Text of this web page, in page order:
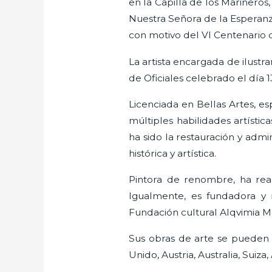
en la Capilla de los
Nuestra Señora de la
con motivo del VI Centenario
La artista encargada de
de Oficiales celebrado el día
Licenciada en Bellas Artes,
múltiples habilidades
ha sido la restauración y
histórica y artística.
Pintora de renombre, ha
Igualmente, es fundadora
Fundación cultural Alqvimia
Sus obras de arte se
Unido, Austria, Australia,